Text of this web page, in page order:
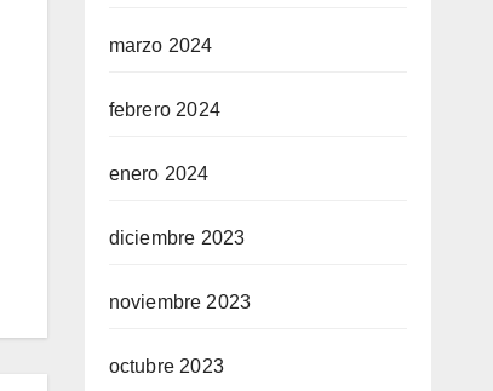
marzo 2024
febrero 2024
enero 2024
diciembre 2023
noviembre 2023
octubre 2023